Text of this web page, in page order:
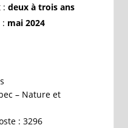
: deux à trois ans
mai 2024
– Nature et
: 3296